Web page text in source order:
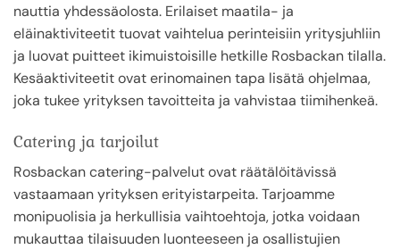
nauttia yhdessäolosta. Erilaiset maatila- ja
eläinaktiviteetit tuovat vaihtelua perinteisiin yritysjuhliin
ja luovat puitteet ikimuistoisille hetkille Rosbackan tilalla.
Kesäaktiviteetit ovat erinomainen tapa lisätä ohjelmaa,
joka tukee yrityksen tavoitteita ja vahvistaa tiimihenkeä.
Catering ja tarjoilut
Rosbackan catering-palvelut ovat räätälöitävissä
vastaamaan yrityksen erityistarpeita. Tarjoamme
monipuolisia ja herkullisia vaihtoehtoja, jotka voidaan
mukauttaa tilaisuuden luonteeseen ja osallistujien